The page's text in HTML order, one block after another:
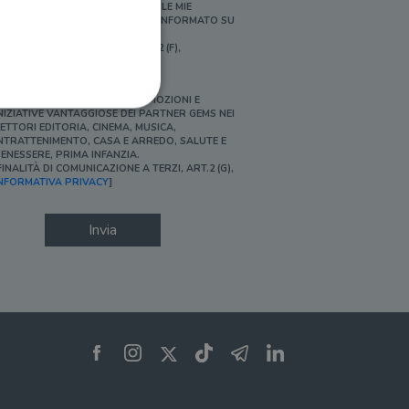
PERSONALIZZATE E IN LINEA CON LE MIE
ABITUDINI DI ACQUISTO, ESSERE INFORMATO SU
[FINALITÀ DI PROFILAZIONE, ART.2 (F),
SÌ, DESIDERO ACCEDERE A PROMOZIONI E
VANTAGGIOSE DEI PARTNER GEMS NEI
EDITORIA, CINEMA, MUSICA,
CASA E ARREDO, SALUTE E
PRIMA INFANZIA.
DI COMUNICAZIONE A TERZI, ART.2 (G),
PRIVACY]
Invia
dell'account. Il sito
per il dominio corrente.